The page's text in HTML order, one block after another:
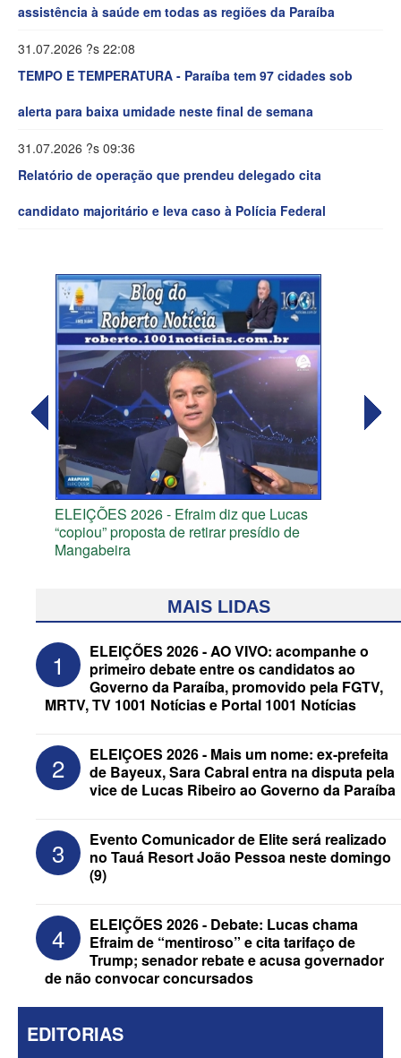
assistência à saúde em todas as regiões da Paraíba
31.07.2026 ?s 22:08
TEMPO E TEMPERATURA - Paraíba tem 97 cidades sob
alerta para baixa umidade neste final de semana
31.07.2026 ?s 09:36
Relatório de operação que prendeu delegado cita
candidato majoritário e leva caso à Polícia Federal
ELEIÇÕES 2026 - Efraim diz que Lucas
“copiou” proposta de retirar presídio de
Mangabeira
“Motta” e “Wanderley” dos nomes de
urna de Hugo e Nabor
MAIS LIDAS
1
ELEIÇÕES 2026 - AO VIVO: acompanhe o
primeiro debate entre os candidatos ao
Governo da Paraíba, promovido pela FGTV,
MRTV, TV 1001 Notícias e Portal 1001 Notícias
2
ELEIÇOES 2026 - Mais um nome: ex-prefeita
de Bayeux, Sara Cabral entra na disputa pela
vice de Lucas Ribeiro ao Governo da Paraíba
3
Evento Comunicador de Elite será realizado
no Tauá Resort João Pessoa neste domingo
(9)
4
ELEIÇÕES 2026 - Debate: Lucas chama
Efraim de “mentiroso” e cita tarifaço de
Trump; senador rebate e acusa governador
de não convocar concursados
EDITORIAS